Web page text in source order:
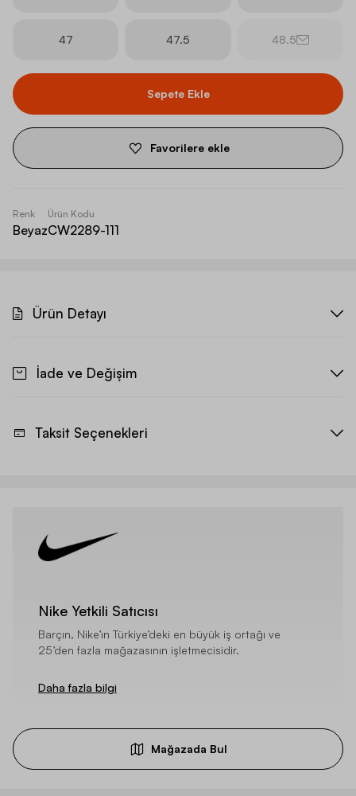
47 47.5 48.5
Sepete Ekle
Favorilere ekle
Renk
Beyaz
Ürün Kodu
CW2289-111
Ürün Detayı
İade ve Değişim
Taksit Seçenekleri
Nike Yetkili Satıcısı
Barçın, Nike’ın Türkiye’deki en büyük iş ortağı ve
25’den fazla mağazasının işletmecisidir.
Daha fazla bilgi
Mağazada Bul